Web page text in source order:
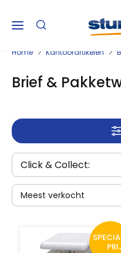
Home Kantoorartikelen
Brief &
Click & Collect:
Meest verkocht